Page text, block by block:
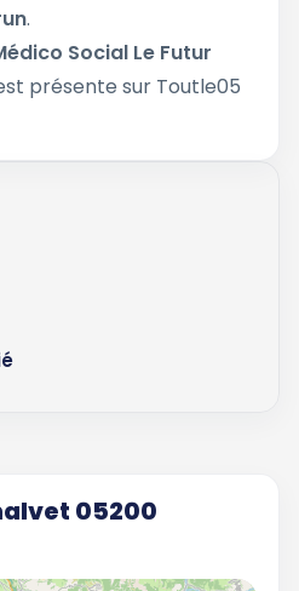
.
Social Le Futur
présente sur Toutle05
05200